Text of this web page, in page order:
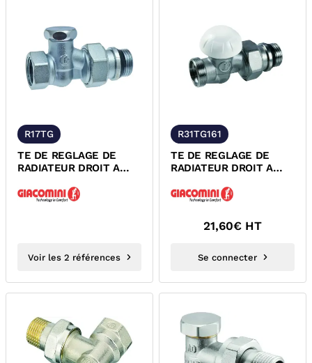
R17TG
TE DE REGLAGE DE
RADIATEUR DROIT A
GIACOMINI
Voir les 2 références
R31TG161
TE DE REGLAGE DE
RADIATEUR DROIT A
GIACOMINI
21,60€ HT
Se connecter